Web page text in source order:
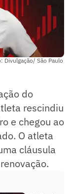
Divulgação/ São Paulo
do
rescindiu
e chegou ao
O atleta
cláusula